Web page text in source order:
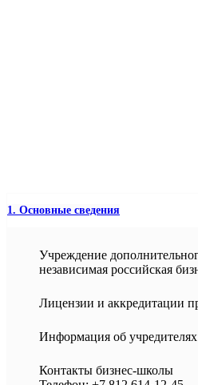
1. Основные сведения
Учреждение
независимая российская
Лицензии и аккредитации
Информация об
Контакты бизнес-школы